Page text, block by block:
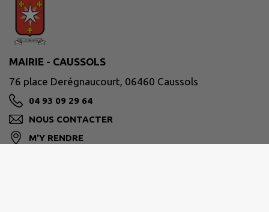
MAIRIE - CAUSSOLS
76 place Derégnaucourt, 06460 Caussols
04 93 09 29 64
NOUS CONTACTER
M'Y RENDRE